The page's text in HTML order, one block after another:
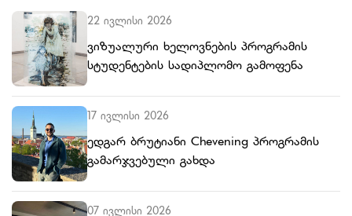
22 ივლისი 2026
ვიზუალური ხელოვნების პროგრამის
სტუდენტების სადიპლომო გამოფენა
17 ივლისი 2026
ედგარ ბრუტიანი Chevening პროგრამის
გამარჯვებული გახდა
07 ივლისი 2026